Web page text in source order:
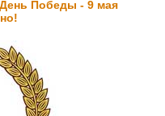
Победы - 9 мая